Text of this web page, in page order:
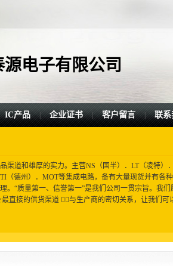
电子有限公司
IC产品 | 企业证书 | 客户留言 | 联系
渠道和雄厚的实力。主营NS（国半）．LT（凌特
（德州）．MOT等集成电路，备有大量现货并有各
。“质量第一、信誉第一”是我们公司一贯宗旨。我
直接的供货渠道 与生产商的密切关系，让我们可